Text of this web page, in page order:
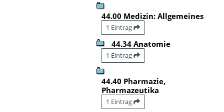
44.00 Medizin: Allgemeines
1 Eintrag
44.34 Anatomie
1 Eintrag
44.40 Pharmazie,
Pharmazeutika
1 Eintrag